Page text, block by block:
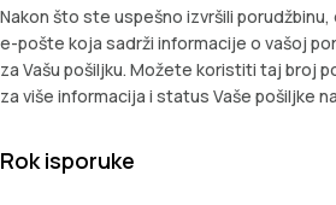
Nakon što ste uspešno izvršili
e-pošte koja sadrži informacije o vašoj
za Vašu pošiljku. Možete koristiti taj broj
za više informacija i status Vaše pošiljke
Rok isporuke